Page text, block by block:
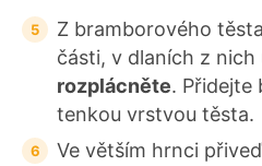
Z bramborového
části, v dlaních z nich
rozplácněte. Přidejte
tenkou vrstvou těsta.
Ve větším hrnci